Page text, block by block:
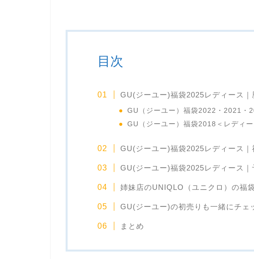
目次
GU(ジーユー)福袋2025レディース｜
GU（ジーユー）福袋2022・2021・
GU（ジーユー）福袋2018＜レディー
GU(ジーユー)福袋2025レディース｜
GU(ジーユー)福袋2025レディース｜
姉妹店のUNIQLO（ユニクロ）の福
GU(ジーユー)の初売りも一緒にチェ
まとめ